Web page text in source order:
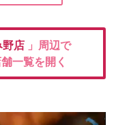
野店 」周辺で
一覧を開く